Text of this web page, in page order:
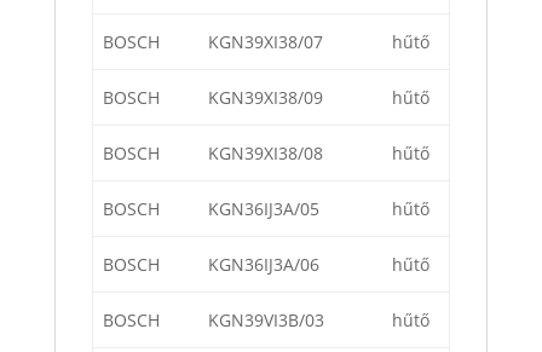
BOSCH KGN39XI38/07 hűtő
BOSCH KGN39XI38/09 hűtő
BOSCH KGN39XI38/08 hűtő
BOSCH KGN36IJ3A/05 hűtő
BOSCH KGN36IJ3A/06 hűtő
BOSCH KGN39VI3B/03 hűtő